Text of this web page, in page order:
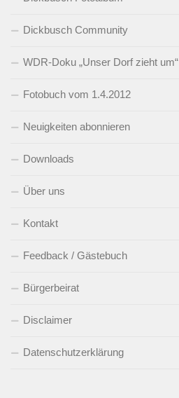
Dickbusch Community
WDR-Doku „Unser Dorf zieht um“
Fotobuch vom 1.4.2012
Neuigkeiten abonnieren
Downloads
Über uns
Kontakt
Feedback / Gästebuch
Bürgerbeirat
Disclaimer
Datenschutzerklärung